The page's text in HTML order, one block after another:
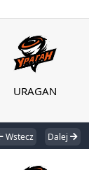
URAGAN
Wstecz Dalej